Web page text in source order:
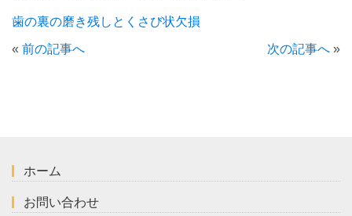
歯の裏の磨き残しとくさび状欠損
« 前の記事へ 次の記事へ »
ホーム
お問い合わせ